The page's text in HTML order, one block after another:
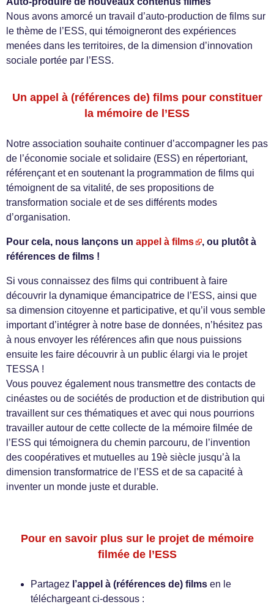
Nous avons amorcé un travail d’auto-production de films sur
le thème de l’ESS, qui témoigneront des expériences
menées dans les territoires, de la dimension d’innovation
sociale portée par l’ESS.
Un appel à (références de) films pour constituer
la mémoire de l’ESS
Notre association souhaite continuer d’accompagner les pas
de l’économie sociale et solidaire (ESS) en répertoriant,
référençant et en soutenant la programmation de films qui
témoignent de sa vitalité, de ses propositions de
transformation sociale et de ses différents modes
d’organisation.
Pour cela, nous lançons un appel à films
, ou plutôt à
références de films !
Si vous connaissez des films qui contribuent à faire
découvrir la dynamique émancipatrice de l’ESS, ainsi que
sa dimension citoyenne et participative, et qu’il vous semble
important d’intégrer à notre base de données, n’hésitez pas
à nous envoyer les références afin que nous puissions
ensuite les faire découvrir à un public élargi via le projet
TESSA !
Vous pouvez également nous transmettre des contacts de
cinéastes ou de sociétés de production et de distribution qui
travaillent sur ces thématiques et avec qui nous pourrions
travailler autour de cette collecte de la mémoire filmée de
l’ESS qui témoignera du chemin parcouru, de l’invention
des coopératives et mutuelles au 19è siècle jusqu’à la
dimension transformatrice de l’ESS et de sa capacité à
inventer un monde juste et durable.
Pour en savoir plus sur le projet de mémoire
filmée de l’ESS
Partagez l’appel à (références de) films en le
téléchargeant ci-dessous :